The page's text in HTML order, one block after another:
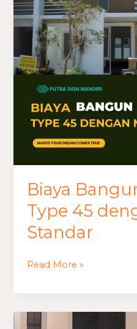
Biaya
Type 45
Standar
Type
45
dengan
Material
Standar
Read More »
Biaya